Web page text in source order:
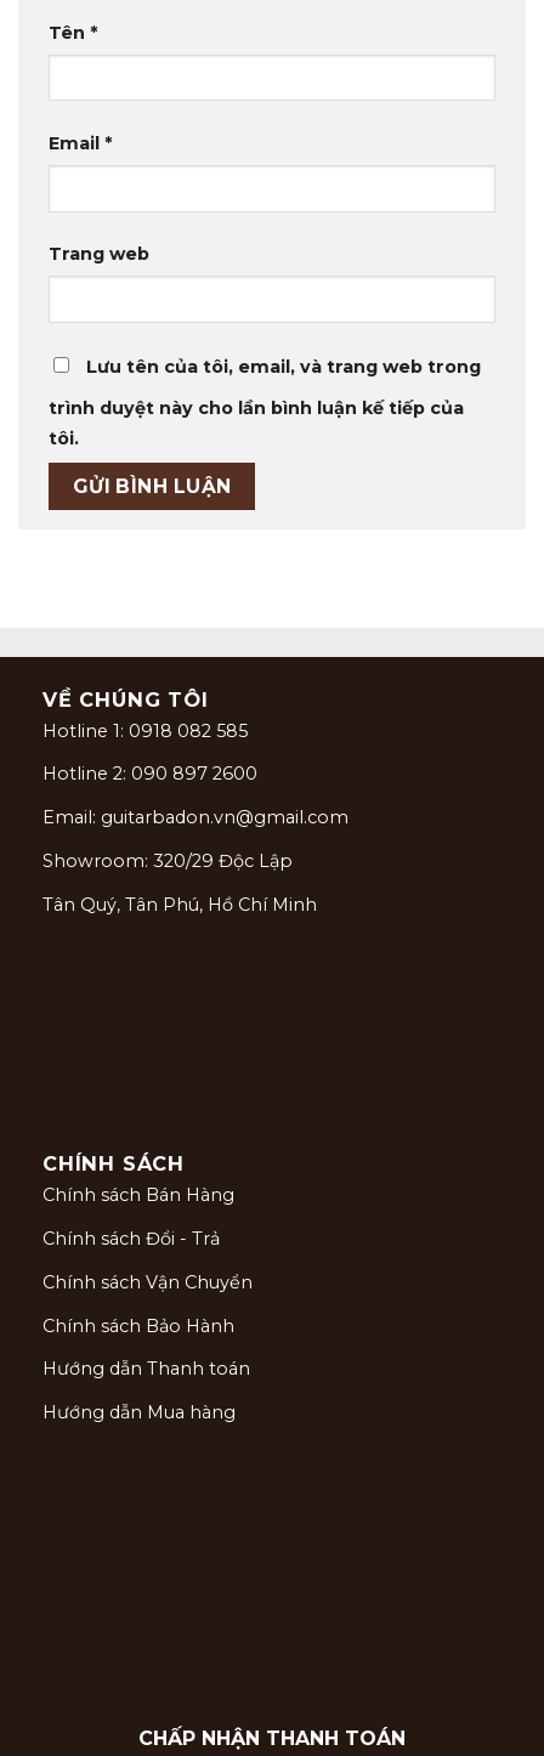
Tên *
Email *
Trang web
Lưu tên của tôi, email, và trang web trong
trình duyệt này cho lần bình luận kế tiếp của
tôi.
VỀ CHÚNG TÔI
Hotline 1: 0918 082 585
Hotline 2: 090 897 2600
Email: guitarbadon.vn@gmail.com
Showroom: 320/29 Độc Lập
Tân Quý, Tân Phú, Hồ Chí Minh
CHÍNH SÁCH
Chính sách Bán Hàng
Chính sách Đổi - Trả
Chính sách Vận Chuyển
Chính sách Bảo Hành
Hướng dẫn Thanh toán
Hướng dẫn Mua hàng
CHẤP NHẬN THANH TOÁN